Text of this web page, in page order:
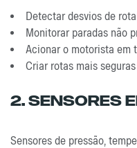
Detectar desvios de rota
Monitorar paradas não
Acionar o motorista em
Criar rotas mais
2. Sensores
Sensores de pressão,